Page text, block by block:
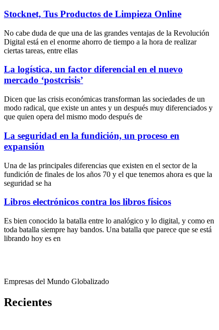
Stocknet, Tus Productos de Limpieza Online
No cabe duda de que una de las grandes ventajas de la Revolución
Digital está en el enorme ahorro de tiempo a la hora de realizar
ciertas tareas, entre ellas
La logística, un factor diferencial en el nuevo
mercado ‘postcrisis’
Dicen que las crisis económicas transforman las sociedades de un
modo radical, que existe un antes y un después muy diferenciados y
que quien opera del mismo modo después de
La seguridad en la fundición, un proceso en
expansión
Una de las principales diferencias que existen en el sector de la
fundición de finales de los años 70 y el que tenemos ahora es que la
seguridad se ha
Libros electrónicos contra los libros físicos
Es bien conocido la batalla entre lo analógico y lo digital, y como en
toda batalla siempre hay bandos. Una batalla que parece que se está
librando hoy es en
Empresas del Mundo Globalizado
Recientes